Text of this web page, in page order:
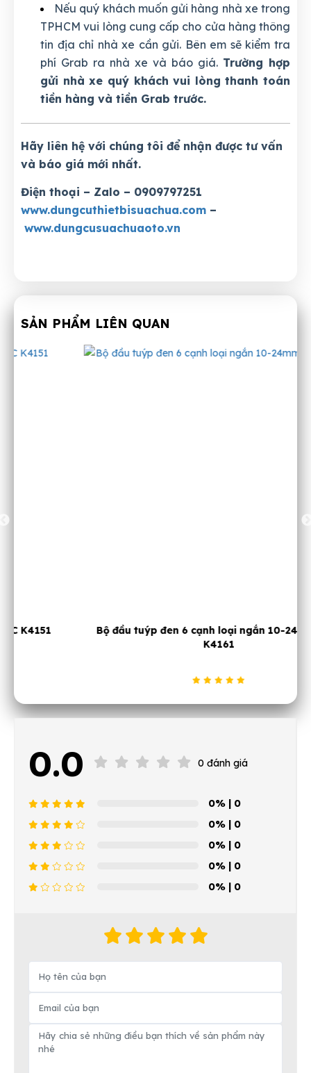
Nếu quý khách muốn gửi hàng nhà xe trong
TPHCM vui lòng cung cấp cho cửa hàng thông
tin địa chỉ nhà xe cần gửi. Bên em sẽ kiểm tra
phí Grab ra nhà xe và báo giá. Trường hợp
gửi nhà xe quý khách vui lòng thanh toán
tiền hàng và tiền Grab trước.
Hãy liên hệ với chúng tôi để nhận được tư vấn
và báo giá mới nhất.
Điện thoại – Zalo – 0909797251
www.dungcuthietbisuachua.com –
www.dungcusuachuaoto.vn
SẢN PHẨM LIÊN QUAN
Bộ đầu tuýp đen 6 cạnh loại ngắn 10-24mm JTC
0.0 0 đánh giá
0% | 0
0% | 0
0% | 0
0% | 0
0% | 0